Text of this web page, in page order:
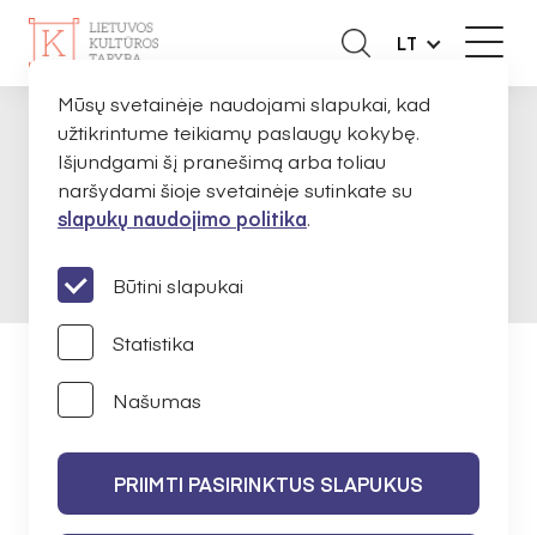
LT
PAGRINDINISTYRIMAI IR STATISTIKA SAMS PROJEKTAS
SAMS PROJEKTAS
SAMS projektas
Mūsų svetainėje naudojami slapukai, kad
užtikrintume teikiamų paslaugų kokybę.
Išjundgami šį pranešimą arba toliau
naršydami šioje svetainėje sutinkate su
slapukų naudojimo politika.
Būtini slapukai
Statistika
Našumas
PRIIMTI PASIRINKTUS SLAPUKUS